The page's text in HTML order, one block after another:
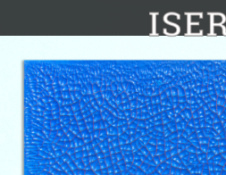
English (US)
Français
Portrait
Parcours